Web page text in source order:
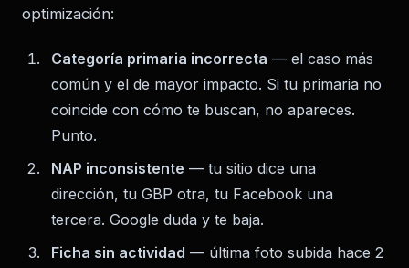
optimización:
Categoría primaria incorrecta — el caso más
común y el de mayor impacto. Si tu primaria no
coincide con cómo te buscan, no apareces.
Punto.
NAP inconsistente — tu sitio dice una
dirección, tu GBP otra, tu Facebook una
tercera. Google duda y te baja.
Ficha sin actividad — última foto subida hace 2